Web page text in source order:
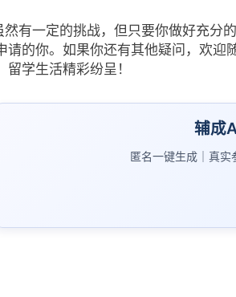
然有一定的挑战，但只要你做好充
请的你。如果你还有其他疑问，欢迎
学生活精彩纷呈！
辅成
匿名一键生成｜真